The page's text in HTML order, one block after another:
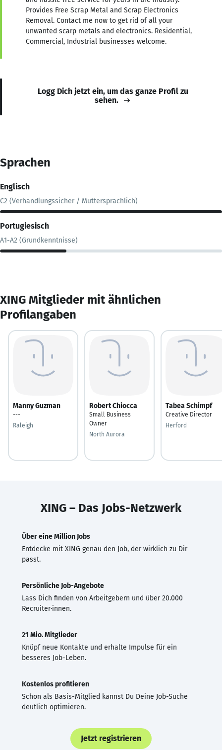
Provides Free Scrap Metal and Scrap Electronics
Removal. Contact me now to get rid of all your
unwanted scarp metals and electronics. Residential,
Commercial, Industrial businesses welcome.
Logg Dich jetzt ein, um das ganze Profil zu
sehen.
Sprachen
Englisch
C2 (Verhandlungssicher / Muttersprachlich)
Portugiesisch
A1-A2 (Grundkenntnisse)
XING Mitglieder mit ähnlichen
Profilangaben
Manny Guzman
---
Raleigh
Robert Chiocca
Small Business
Owner
North Aurora
Tabea Schimpf
Creative Director
Herford
XING – Das Jobs-Netzwerk
Über eine Million Jobs
Entdecke mit XING genau den Job, der wirklich zu Dir
passt.
Persönliche Job-Angebote
Lass Dich finden von Arbeitgebern und über 20.000
Recruiter·innen.
21 Mio. Mitglieder
Knüpf neue Kontakte und erhalte Impulse für ein
besseres Job-Leben.
Kostenlos profitieren
Schon als Basis-Mitglied kannst Du Deine Job-Suche
deutlich optimieren.
Jetzt registrieren